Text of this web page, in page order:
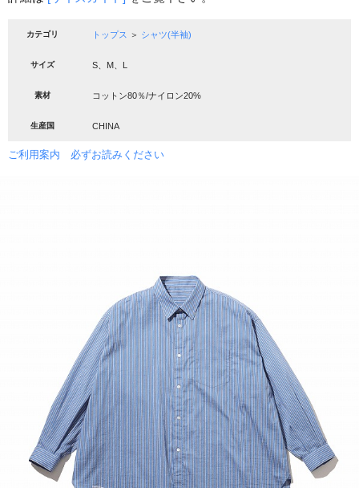
カテゴリ トップス ＞ シャツ(半袖)
サイズ S、M、L
素材 コットン80％/ナイロン20%
生産国 CHINA
ご利用案内 必ずお読みください